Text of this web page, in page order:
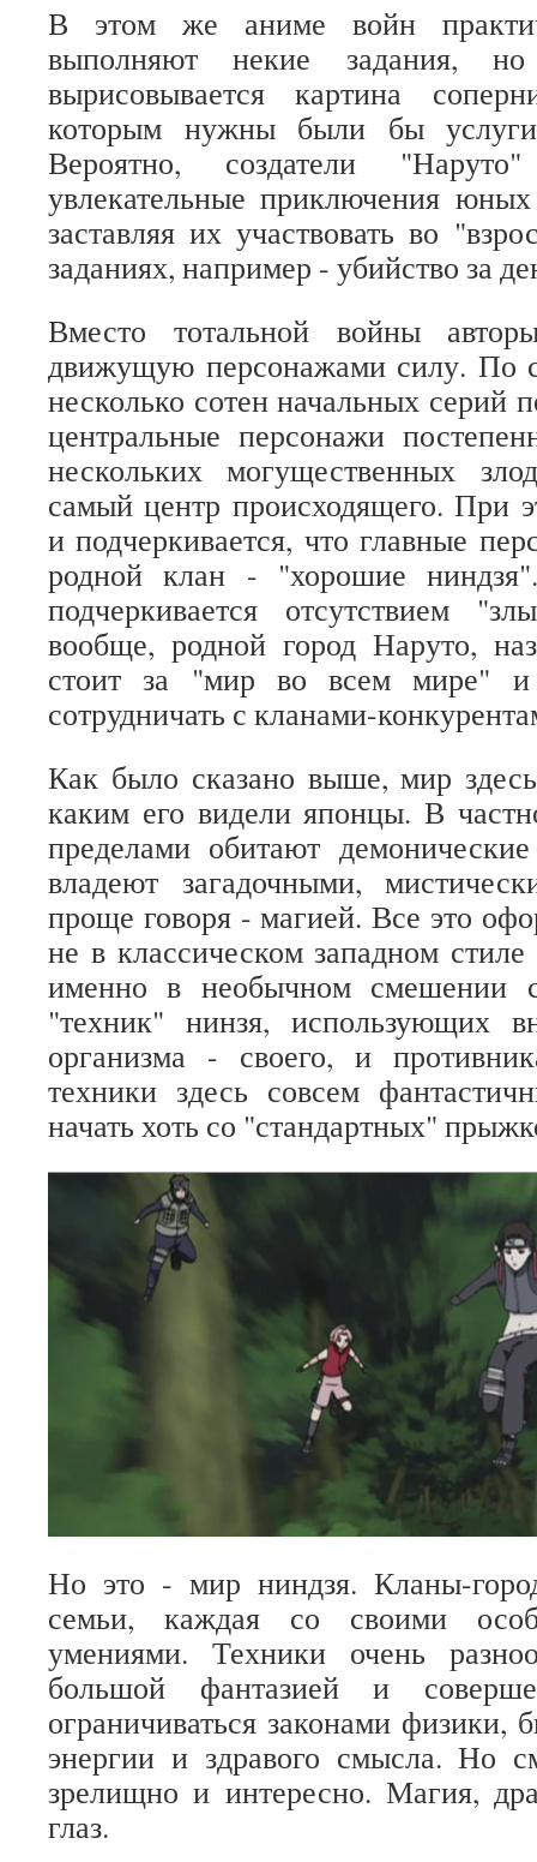
В этом же аниме войн
выполняют некие задания,
вырисовывается картина
которым нужны были бы
Вероятно, создатели
увлекательные приключения
заставляя их участвовать во
заданиях, например - убийство за
Вместо тотальной войны
движущую персонажами силу. По
несколько сотен начальных серий
центральные персонажи
нескольких могущественных
самый центр происходящего. При
и подчеркивается, что главные
родной клан - "хорошие
подчеркивается отсутствием
вообще, родной город Наруто,
стоит за "мир во всем мире" и
сотрудничать с кланами-
Как было сказано выше, мир
каким его видели японцы. В
пределами обитают
владеют загадочными,
проще говоря - магией. Все это
не в классическом западном
именно в необычном смешении
"техник" нинзя, использующих
организма - своего, и
техники здесь совсем
начать хоть со "стандартных"
Но это - мир ниндзя. Кланы-
семьи, каждая со своими
умениями. Техники очень
большой фантазией и
ограничиваться законами физики,
энергии и здравого смысла. Но
зрелищно и интересно. Магия,
глаз.